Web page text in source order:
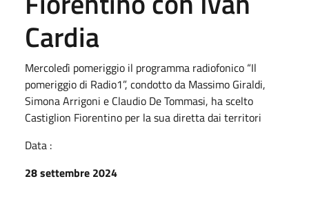
Cardia
Mercoledì pomeriggio il programma radiofonico “Il
pomeriggio di Radio1”, condotto da Massimo Giraldi,
Simona Arrigoni e Claudio De Tommasi, ha scelto
Castiglion Fiorentino per la sua diretta dai territori
Data :
28 settembre 2024